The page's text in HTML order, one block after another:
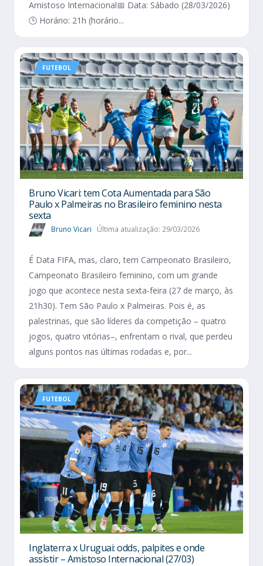
Amistoso Internacional📅 Data: Sábado (28/03/2026)
🕒 Horário: 21h (horário...
FUTEBOL
Bruno Vicari: tem Cota Aumentada para São
Paulo x Palmeiras no Brasileiro feminino nesta
sexta
Bruno Vicari Última atualização: 29/03/2026
É Data FIFA, mas, claro, tem Campeonato Brasileiro,
Campeonato Brasileiro feminino, com um grande
jogo que acontece nesta sexta-feira (27 de março, às
21h30). Tem São Paulo x Palmeiras. Pois é, as
palestrinas, que são líderes da competição – quatro
jogos, quatro vitórias–, enfrentam o rival, que perdeu
alguns pontos nas últimas rodadas e, por...
FUTEBOL
Inglaterra x Uruguai: odds, palpites e onde
assistir – Amistoso Internacional (27/03)